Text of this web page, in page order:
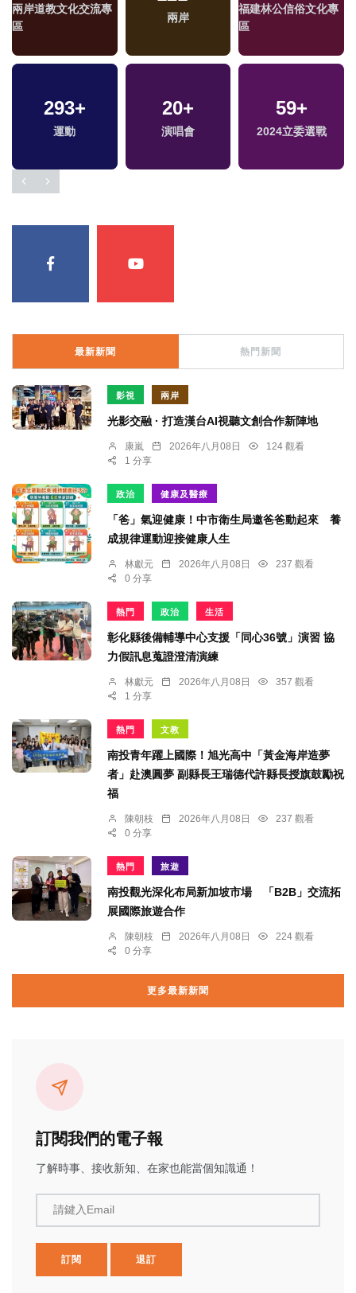
兩岸道教文化交流專
區
兩岸
福建林公信俗文化專
區
293+
運動
20+
演唱會
59+
2024立委選戰
最新新聞 熱門新聞
影視 兩岸
光影交融 · 打造漢台AI視聽文創合作新陣地
康嵐 2026年八月08日
124 觀看
1 分享
政治 健康及醫療
「爸」氣迎健康！中市衛生局邀爸爸動起來 養
成規律運動迎接健康人生
林獻元 2026年八月08日
237 觀看
0 分享
熱門 政治 生活
彰化縣後備輔導中心支援「同心36號」演習 協
力假訊息蒐證澄清演練
林獻元 2026年八月08日
357 觀看
1 分享
熱門 文教
南投青年躍上國際！旭光高中「黃金海岸造夢
者」赴澳圓夢 副縣長王瑞德代許縣長授旗鼓勵祝
福
陳朝枝 2026年八月08日
237 觀看
0 分享
熱門 旅遊
南投觀光深化布局新加坡市場 「B2B」交流拓
展國際旅遊合作
陳朝枝 2026年八月08日
224 觀看
0 分享
更多最新新聞
訂閱我們的電子報
了解時事、接收新知、在家也能當個知識通！
請鍵入Email
訂閱 退訂